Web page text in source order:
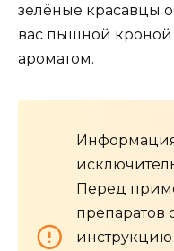
зелёные красавцы
вас пышной
ароматом.
Информация
Перед
препаратов
инструкцию